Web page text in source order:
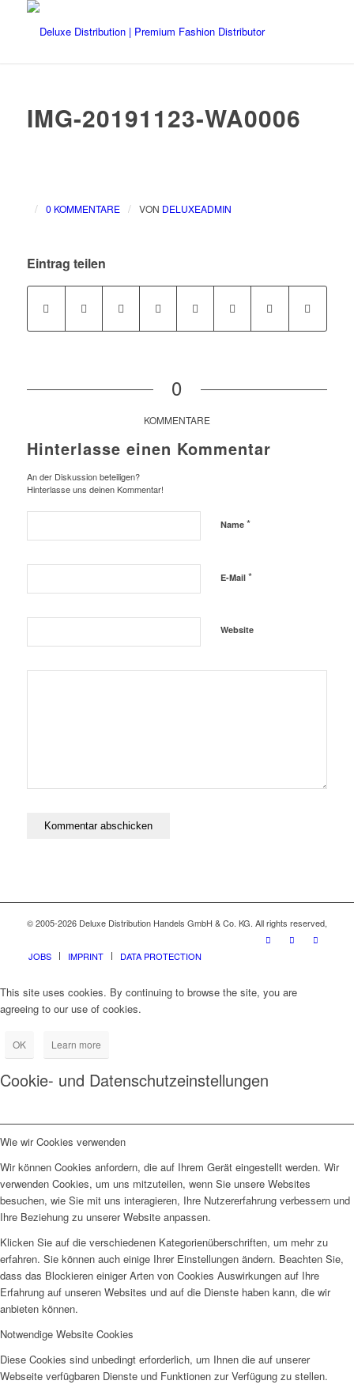
IMG-20191123-WA0006
/ 0 KOMMENTARE / VON DELUXEADMIN
Eintrag teilen
0
KOMMENTARE
Hinterlasse einen Kommentar
An der Diskussion beteiligen?
Hinterlasse uns deinen Kommentar!
Name *
E-Mail *
Website
© 2005-2026 Deluxe Distribution Handels GmbH & Co. KG. All rights reserved,
JOBS IMPRINT DATA PROTECTION
This site uses cookies. By continuing to browse the site, you are
agreeing to our use of cookies.
OK Learn more
Cookie- und Datenschutzeinstellungen
Wie wir Cookies verwenden
Wir können Cookies anfordern, die auf Ihrem Gerät eingestellt werden. Wir
verwenden Cookies, um uns mitzuteilen, wenn Sie unsere Websites
besuchen, wie Sie mit uns interagieren, Ihre Nutzererfahrung verbessern und
Ihre Beziehung zu unserer Website anpassen.
Klicken Sie auf die verschiedenen Kategorienüberschriften, um mehr zu
erfahren. Sie können auch einige Ihrer Einstellungen ändern. Beachten Sie,
dass das Blockieren einiger Arten von Cookies Auswirkungen auf Ihre
Erfahrung auf unseren Websites und auf die Dienste haben kann, die wir
anbieten können.
Notwendige Website Cookies
Diese Cookies sind unbedingt erforderlich, um Ihnen die auf unserer
Webseite verfügbaren Dienste und Funktionen zur Verfügung zu stellen.